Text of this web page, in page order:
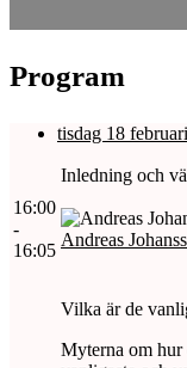
Program
tisdag 18
16:00
-
16:05
Inledning och
Andreas
Vilka är de
Myterna om hur